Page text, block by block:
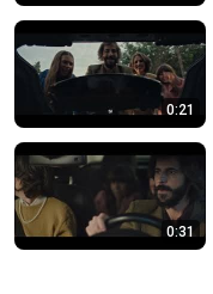
0:21
0:31